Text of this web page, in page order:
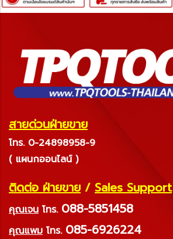
สายด่วนฝ่ายขาย
โทร. 0-24898958-9
( แผนกออนไลน์ )
ติดต่อ ฝ่ายขาย / Sales Support
คุณเจน โทร. 088-5851458
คุณแพม โทร. 085-6926224